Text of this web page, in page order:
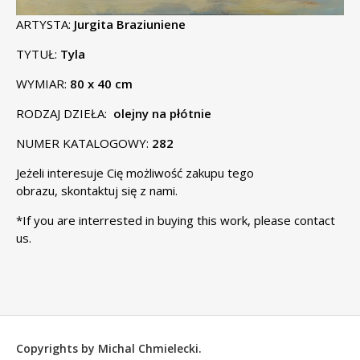
ARTYSTA: Jurgita Braziuniene
TYTUŁ: Tyla
WYMIAR: 80 x 40 cm
RODZAJ DZIEŁA: olejny na płótnie
NUMER KATALOGOWY: 282
Jeżeli interesuje Cię możliwość zakupu tego
obrazu, skontaktuj się z nami.
*If you are interrested in buying this work, please contact
us.
Copyrights by Michal Chmielecki.